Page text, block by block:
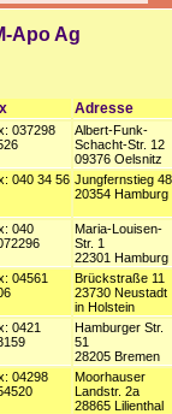
Apo Ag
Adresse
037298
Albert-Funk-
Schacht-Str. 12
09376 Oelsnitz
040 34 56 Jungfernstieg 48
20354 Hamburg
040
Maria-Louisen-
Str. 1
22301 Hamburg
04561
Brückstraße 11
23730 Neustadt
in Holstein
0421
Hamburger Str.
51
28205 Bremen
04298
Moorhauser
Landstr. 2a
28865 Lilienthal